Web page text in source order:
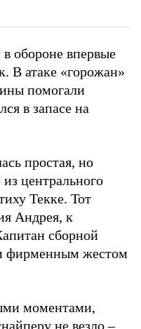
обороне впервые
В атаке «горожан»
помогали
в запасе на
простая, но
центрального
Текке. Тот
Андрея, к
сборной
фирменным жестом
моментами,
не везло –